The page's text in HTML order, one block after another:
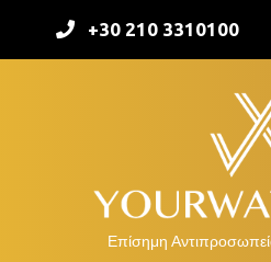
+30 210 3310100